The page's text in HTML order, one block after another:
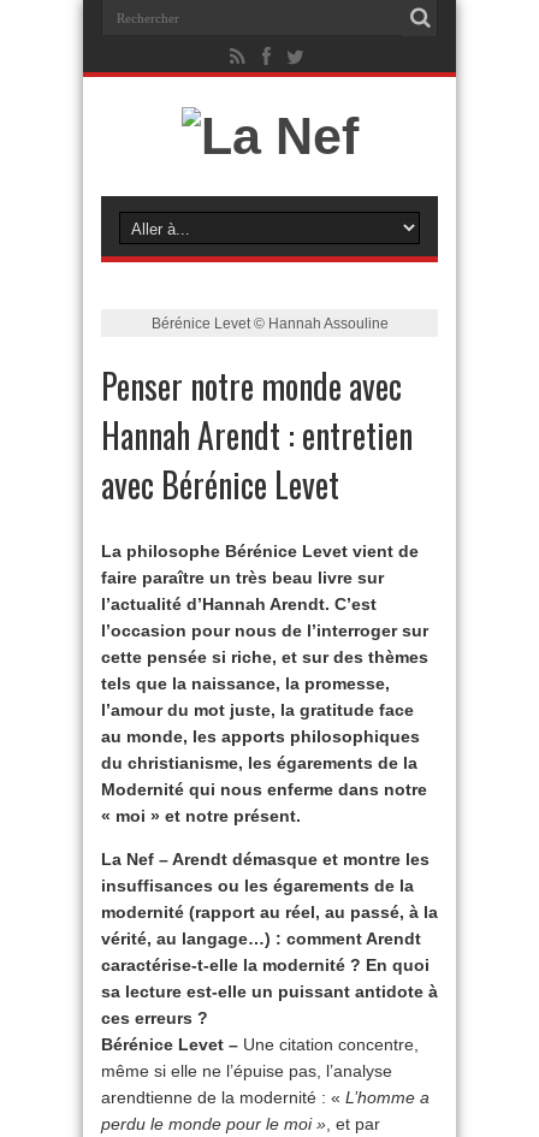
Bérénice Levet © Hannah Assouline
Penser notre monde avec
Hannah Arendt : entretien
avec Bérénice Levet
La philosophe Bérénice Levet vient de
faire paraître un très beau livre sur
l’actualité d’Hannah Arendt. C’est
l’occasion pour nous de l’interroger sur
cette pensée si riche, et sur des thèmes
tels que la naissance, la promesse,
l’amour du mot juste, la gratitude face
au monde, les apports philosophiques
du christianisme, les égarements de la
Modernité qui nous enferme dans notre
« moi » et notre présent.
La Nef – Arendt démasque et montre les
insuffisances ou les égarements de la
modernité (rapport au réel, au passé, à la
vérité, au langage…) : comment Arendt
caractérise-t-elle la modernité ? En quoi
sa lecture est-elle un puissant antidote à
ces erreurs ?
Bérénice Levet – Une citation concentre,
même si elle ne l’épuise pas, l’analyse
arendtienne de la modernité : « L’homme a
perdu le monde pour le moi » , et par